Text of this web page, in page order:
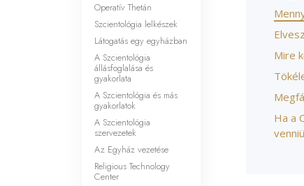
Mire
Ha a
Operatív Thetán
Szcientológia lelkészek
Látogatás egy egyházban
A Szcientológia
állásfoglalása és
gyakorlata
A Szcientológia és más
gyakorlatok
A Szcientológia
szervezetek
Az Egyház vezetése
Religious Technology
Center